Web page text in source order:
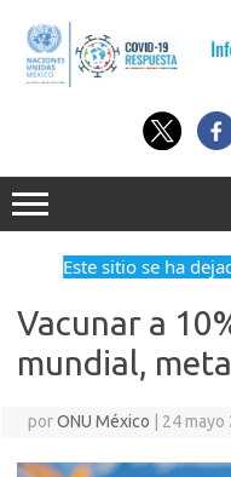
contenido
Este sitio se ha
Vacunar a
mundial,
porONU México 24 mayo